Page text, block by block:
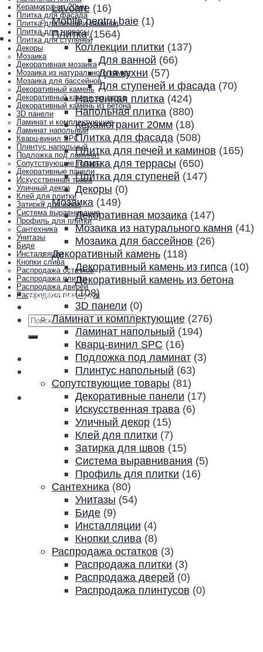
Керамогранит 20мм
Плитка для фасада
Плитка для печей и каминов
Плитка для террасы
Плитка для ступеней
Декоры
Мозаика
Декоративная мозаика
Мозаика из натурального камня
Мозаика для бассейнов
Декоративный камень
Декоративный камень из гипса
Декоративный камень из бетона
3D панели
Ламинат и комплектующие
Ламинат напольный
Кварц-винил SPC
Плинтус напольный
Подложка под ламинат
Сопутствующие товары
Декоративные панели
Искусственная трава
Уличный декор
Клей для плитки
Затирка для швов
Система выравнивания
Профиль для плитки
Сантехника
Унитазы
Биде
Инсталляции
Кнопки слива
Распродажа остатков
Распродажа плитки
Распродажа дверей
Распродажа плинтусов
Акции и скидки
Контакты
Искать:
Lavoare (16)
Mobila pentru baie (1)
Плитка (1564)
Коллекции плитки (137)
Для ванной (66)
Для кухни (57)
Для ступеней и фасада (70)
Настенная плитка (424)
Напольная плитка (880)
Керамогранит 20мм (18)
Плитка для фасада (508)
Плитка для печей и каминов (165)
Плитка для террасы (650)
Плитка для ступеней (147)
Декоры (0)
Мозаика (149)
Декоративная мозаика (147)
Мозаика из натурального камня (41)
Мозаика для бассейнов (26)
Декоративный камень (118)
Декоративный камень из гипса (10)
Декоративный камень из бетона
(108)
3D панели (0)
Ламинат и комплектующие (276)
Ламинат напольный (194)
Кварц-винил SPC (16)
Подложка под ламинат (3)
Плинтус напольный (63)
Сопутствующие товары (81)
Декоративные панели (17)
Искусственная трава (6)
Уличный декор (15)
Клей для плитки (7)
Затирка для швов (15)
Система выравнивания (5)
Профиль для плитки (16)
Сантехника (80)
Унитазы (54)
Биде (9)
Инсталляции (4)
Кнопки слива (8)
Распродажа остатков (3)
Распродажа плитки (3)
Распродажа дверей (0)
Распродажа плинтусов (0)